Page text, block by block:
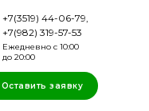
+7(3519) 44-06-79,
+7(982) 319-57-53
Ежедневно с 10:00
до 20:00
Оставить заявку